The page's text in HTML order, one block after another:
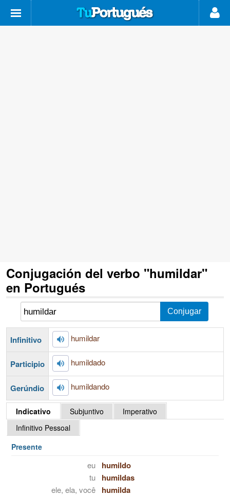
Conjugación del verbo "humildar"
en Portugués
Infinitivo humildar
Participio humildado
Gerúndio humildando
Indicativo Subjuntivo
Imperativo
Infinitivo Pessoal
Presente
eu humildo
tu humildas
ele, ela, você humilda